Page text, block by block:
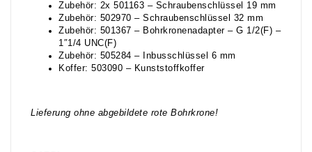
Zubehör: 2x 501163 – Schraubenschlüssel 19 mm
Zubehör: 502970 – Schraubenschlüssel 32 mm
Zubehör: 501367 – Bohrkronenadapter – G 1/2(F) –
1″1/4 UNC(F)
Zubehör: 505284 – Inbusschlüssel 6 mm
Koffer: 503090 – Kunststoffkoffer
Lieferung ohne abgebildete rote Bohrkrone!